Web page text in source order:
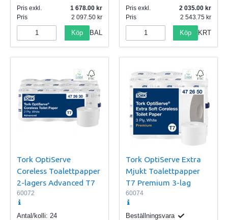
Pris exkl.
1 678.00
Pris
2 097.50
Köp BAL
Pris exkl.
2 035.00
Pris
2 543.75
Köp KRT
Tork OptiServe
Coreless Toalettpapper
2-lagers Advanced T7
60072
Antal/kolli: 24
Tork OptiServe Extra
Mjukt Toalettpapper
T7 Premium 3-lag
60074
Beställningsvara